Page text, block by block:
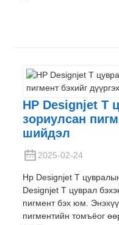
HP Designjet T
зориулсан
шийдэл
2025-02-24
Hp Designjet T
Designjet T цуврал
пигмент бэх юм.
пигментийн томъёог